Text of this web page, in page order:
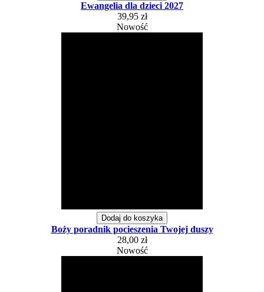
Ewangelia dla dzieci 2027
39,95 zł
Nowość
Dodaj do koszyka
Boży poradnik pocieszenia Twojej duszy
28,00 zł
Nowość